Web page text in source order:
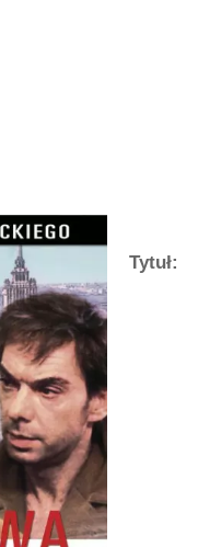
Tytuł: